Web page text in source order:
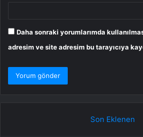
Daha sonraki yorumlarımda
adresim ve site adresim bu tarayıcıya
Son Eklenen